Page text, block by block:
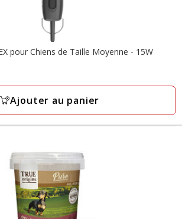
pour Chiens de Taille Moyenne - 15W
Ajouter au panier